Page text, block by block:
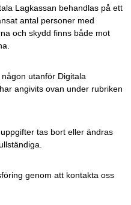
Lagkassan behandlas på ett
antal personer med
och skydd finns både mot
utanför Digitala
angivits ovan under rubriken
tas bort eller ändras
genom att kontakta oss